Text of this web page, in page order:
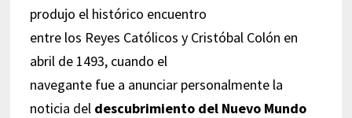
produjo el histórico encuentro
entre los Reyes Católicos y Cristóbal Colón en
abril de 1493, cuando el
navegante fue a anunciar personalmente la
noticia del descubrimiento del Nuevo Mundo